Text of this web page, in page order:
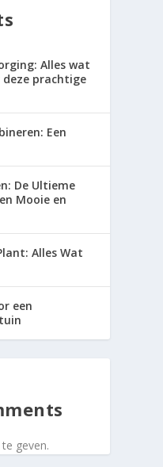
Alles wat
prachtige
Een
De Ultieme
Mooie en
Alles Wat
een
geven.